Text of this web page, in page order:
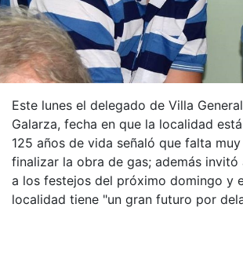
Este lunes el delegado de Villa
Galarza, fecha en que la localidad
125 años de vida señaló que falta
finalizar la obra de gas; además invitó
a los festejos del próximo domingo y
localidad tiene "un gran futuro por